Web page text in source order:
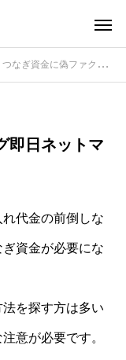
つなぎ資金に偽ファクタリング即日ネットマイル【資金繰り改善に最適】
即日ネットマ
代金の前倒しな
資金が必要にな
を探す方は多い
意が必要です。